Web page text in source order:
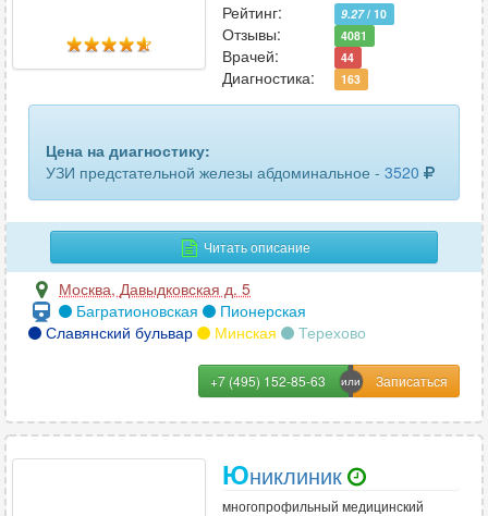
сердца и сосудов
слюнной железы 294
сосудов верхних конечностей
сосудов головного мозга 57
сосудов нижних конечностей
сосудов шеи
средостения
72
тазобедренных суставов 226
Рейтинг:
9.27/ 10
Отзывы: 4081
Врачей: 44
Диагностика: 163
Цена на диагностику:
УЗИ предстательной железы абдоминальное - 3520
Читать описание
Москва, Давыдковская д. 5
Багратионовская
Пионерская
Славянский бульвар
Минская Терехово
+7 (495) 152-85-63
Юниклиник
многопрофильный медицинский